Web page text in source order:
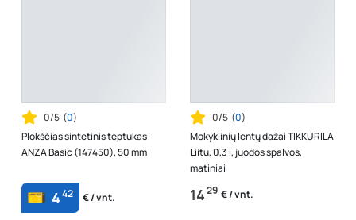
0/5 (0)
Plokščias sintetinis teptukas
ANZA Basic (147450), 50 mm
442 € / vnt.
0/5 (0)
Mokyklinių lentų dažai TIKKURILA
Liitu, 0,3 l, juodos spalvos,
matiniai
1429 € / vnt.